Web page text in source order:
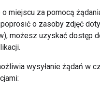
miejscu za pomocą
o zasoby zdjęć
możesz uzyskać dostęp
wysyłanie żądań